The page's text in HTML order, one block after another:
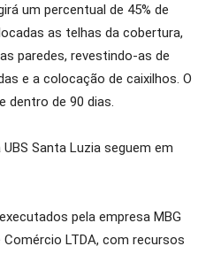
um percentual de 45% de
as telhas da cobertura,
paredes, revestindo-as de
e a colocação de caixilhos. O
dentro de 90 dias.
pela empresa MBG
LTDA, com recursos